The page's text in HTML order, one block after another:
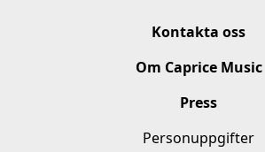
Kontakta oss
Om Caprice Music
Press
Personuppgifter